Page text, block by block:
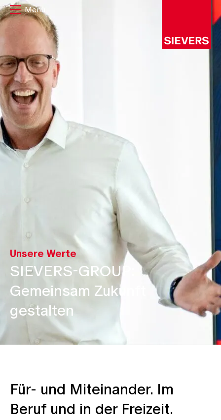
Unsere Werte
SIEVERS-GROUP
Gemeinsam Zukunft
gestalten
Für- und Miteinander. Im
Beruf und in der Freizeit.